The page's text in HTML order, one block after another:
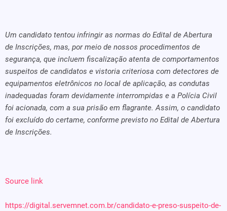
Um candidato tentou infringir as normas do Edital de Abertura
de Inscrições, mas, por meio de nossos procedimentos de
segurança, que incluem fiscalização atenta de comportamentos
suspeitos de candidatos e vistoria criteriosa com detectores de
equipamentos eletrônicos no local de aplicação, as condutas
inadequadas foram devidamente interrompidas e a Polícia Civil
foi acionada, com a sua prisão em flagrante. Assim, o candidato
foi excluído do certame, conforme previsto no Edital de Abertura
de Inscrições.
Source link
https://digital.servemnet.com.br/candidato-e-preso-suspeito-de-